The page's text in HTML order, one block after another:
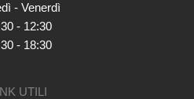
- Venerdì
- 12:30
- 18:30
UTILI